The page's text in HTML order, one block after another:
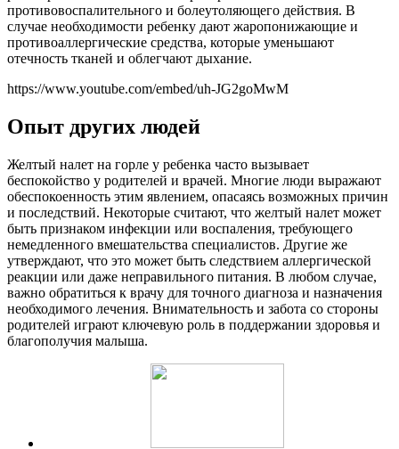
противовоспалительного и болеутоляющего действия. В
случае необходимости ребенку дают жаропонижающие и
противоаллергические средства, которые уменьшают
отечность тканей и облегчают дыхание.
https://www.youtube.com/embed/uh-JG2goMwM
Опыт других людей
Желтый налет на горле у ребенка часто вызывает
беспокойство у родителей и врачей. Многие люди выражают
обеспокоенность этим явлением, опасаясь возможных причин
и последствий. Некоторые считают, что желтый налет может
быть признаком инфекции или воспаления, требующего
немедленного вмешательства специалистов. Другие же
утверждают, что это может быть следствием аллергической
реакции или даже неправильного питания. В любом случае,
важно обратиться к врачу для точного диагноза и назначения
необходимого лечения. Внимательность и забота со стороны
родителей играют ключевую роль в поддержании здоровья и
благополучия малыша.